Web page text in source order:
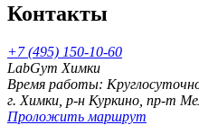
Контакты
+7 (495) 150-10-60
LabGym Химки
Время работы:
г. Химки, р-н Куркино, пр-т
Проложить маршрут